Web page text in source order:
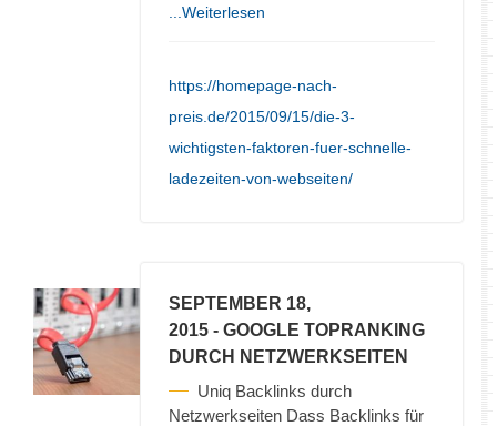
...Weiterlesen
https://homepage-nach-
preis.de/2015/09/15/die-3-
wichtigsten-faktoren-fuer-schnelle-
ladezeiten-von-webseiten/
SEPTEMBER 18,
2015 - GOOGLE TOPRANKING
DURCH NETZWERKSEITEN
Uniq Backlinks durch
Netzwerkseiten Dass Backlinks für